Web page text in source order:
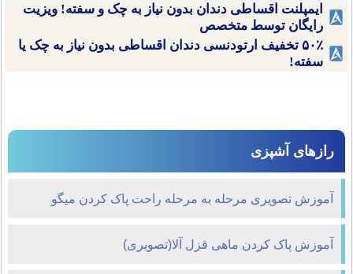
ایمپلنت اقساطی دندان بدون نیاز به چک و سفته! ویزیت
رایگان توسط متخصص
۵۰٪ تخفیف ارتودنسی دندان اقساطی بدون نیاز به چک یا
سفته!
رازهای آشپزی
آموزش تصویری مرحله به مرحله راحت پاک کردن میگو
آموزش پاک کردن ماهی قزل آلا(تصویری)